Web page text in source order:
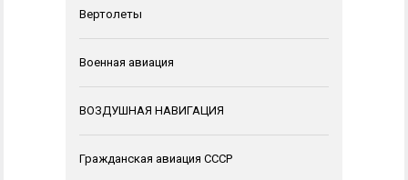
Вертолеты
Военная авиация
ВОЗДУШНАЯ НАВИГАЦИЯ
Гражданская авиация СССР